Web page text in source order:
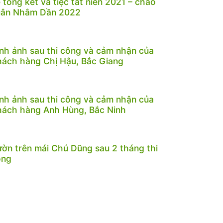
Nhâm Dần 2022
ảnh sau thi công và cảm nhận của
hàng Chị Hậu, Bắc Giang
ảnh sau thi công và cảm nhận của
hàng Anh Hùng, Bắc Ninh
trên mái Chú Dũng sau 2 tháng thi